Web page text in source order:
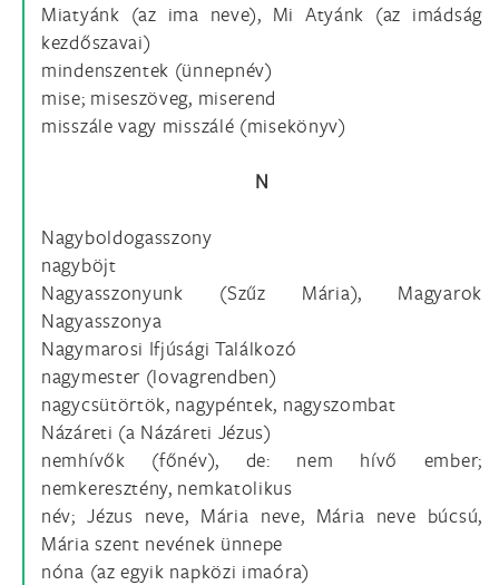
Miatyánk (az ima neve), Mi Atyánk (az imádság
kezdőszavai)
mindenszentek (ünnepnév)
mise; miseszöveg, miserend
misszále vagy misszálé (misekönyv)
N
Nagyboldogasszony
nagyböjt
Nagyasszonyunk (Szűz Mária), Magyarok
Nagyasszonya
Nagymarosi Ifjúsági Találkozó
nagymester (lovagrendben)
nagycsütörtök, nagypéntek, nagyszombat
Názáreti (a Názáreti Jézus)
nemhívők (főnév), de: nem hívő ember;
nemkeresztény, nemkatolikus
név; Jézus neve, Mária neve, Mária neve búcsú,
Mária szent nevének ünnepe
nóna (az egyik napközi imaóra)